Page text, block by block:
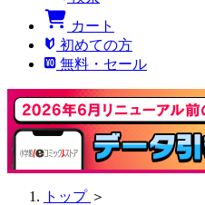
カート
初めての方
無料・セール
トップ ＞